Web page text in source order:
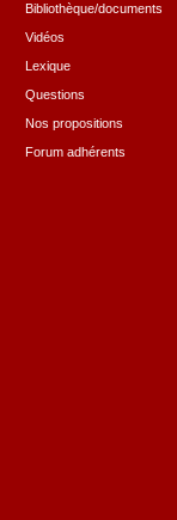
Bibliothèque/documents
Vidéos
Lexique
Questions
Nos propositions
Forum adhérents